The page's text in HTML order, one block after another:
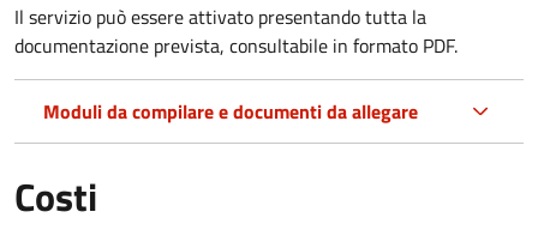
Il servizio può essere attivato presentando tutta la
documentazione prevista, consultabile in formato PDF.
Moduli da compilare e documenti da allegare
Costi